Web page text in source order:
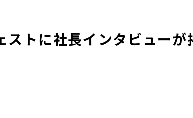
ストに社長インタビューが